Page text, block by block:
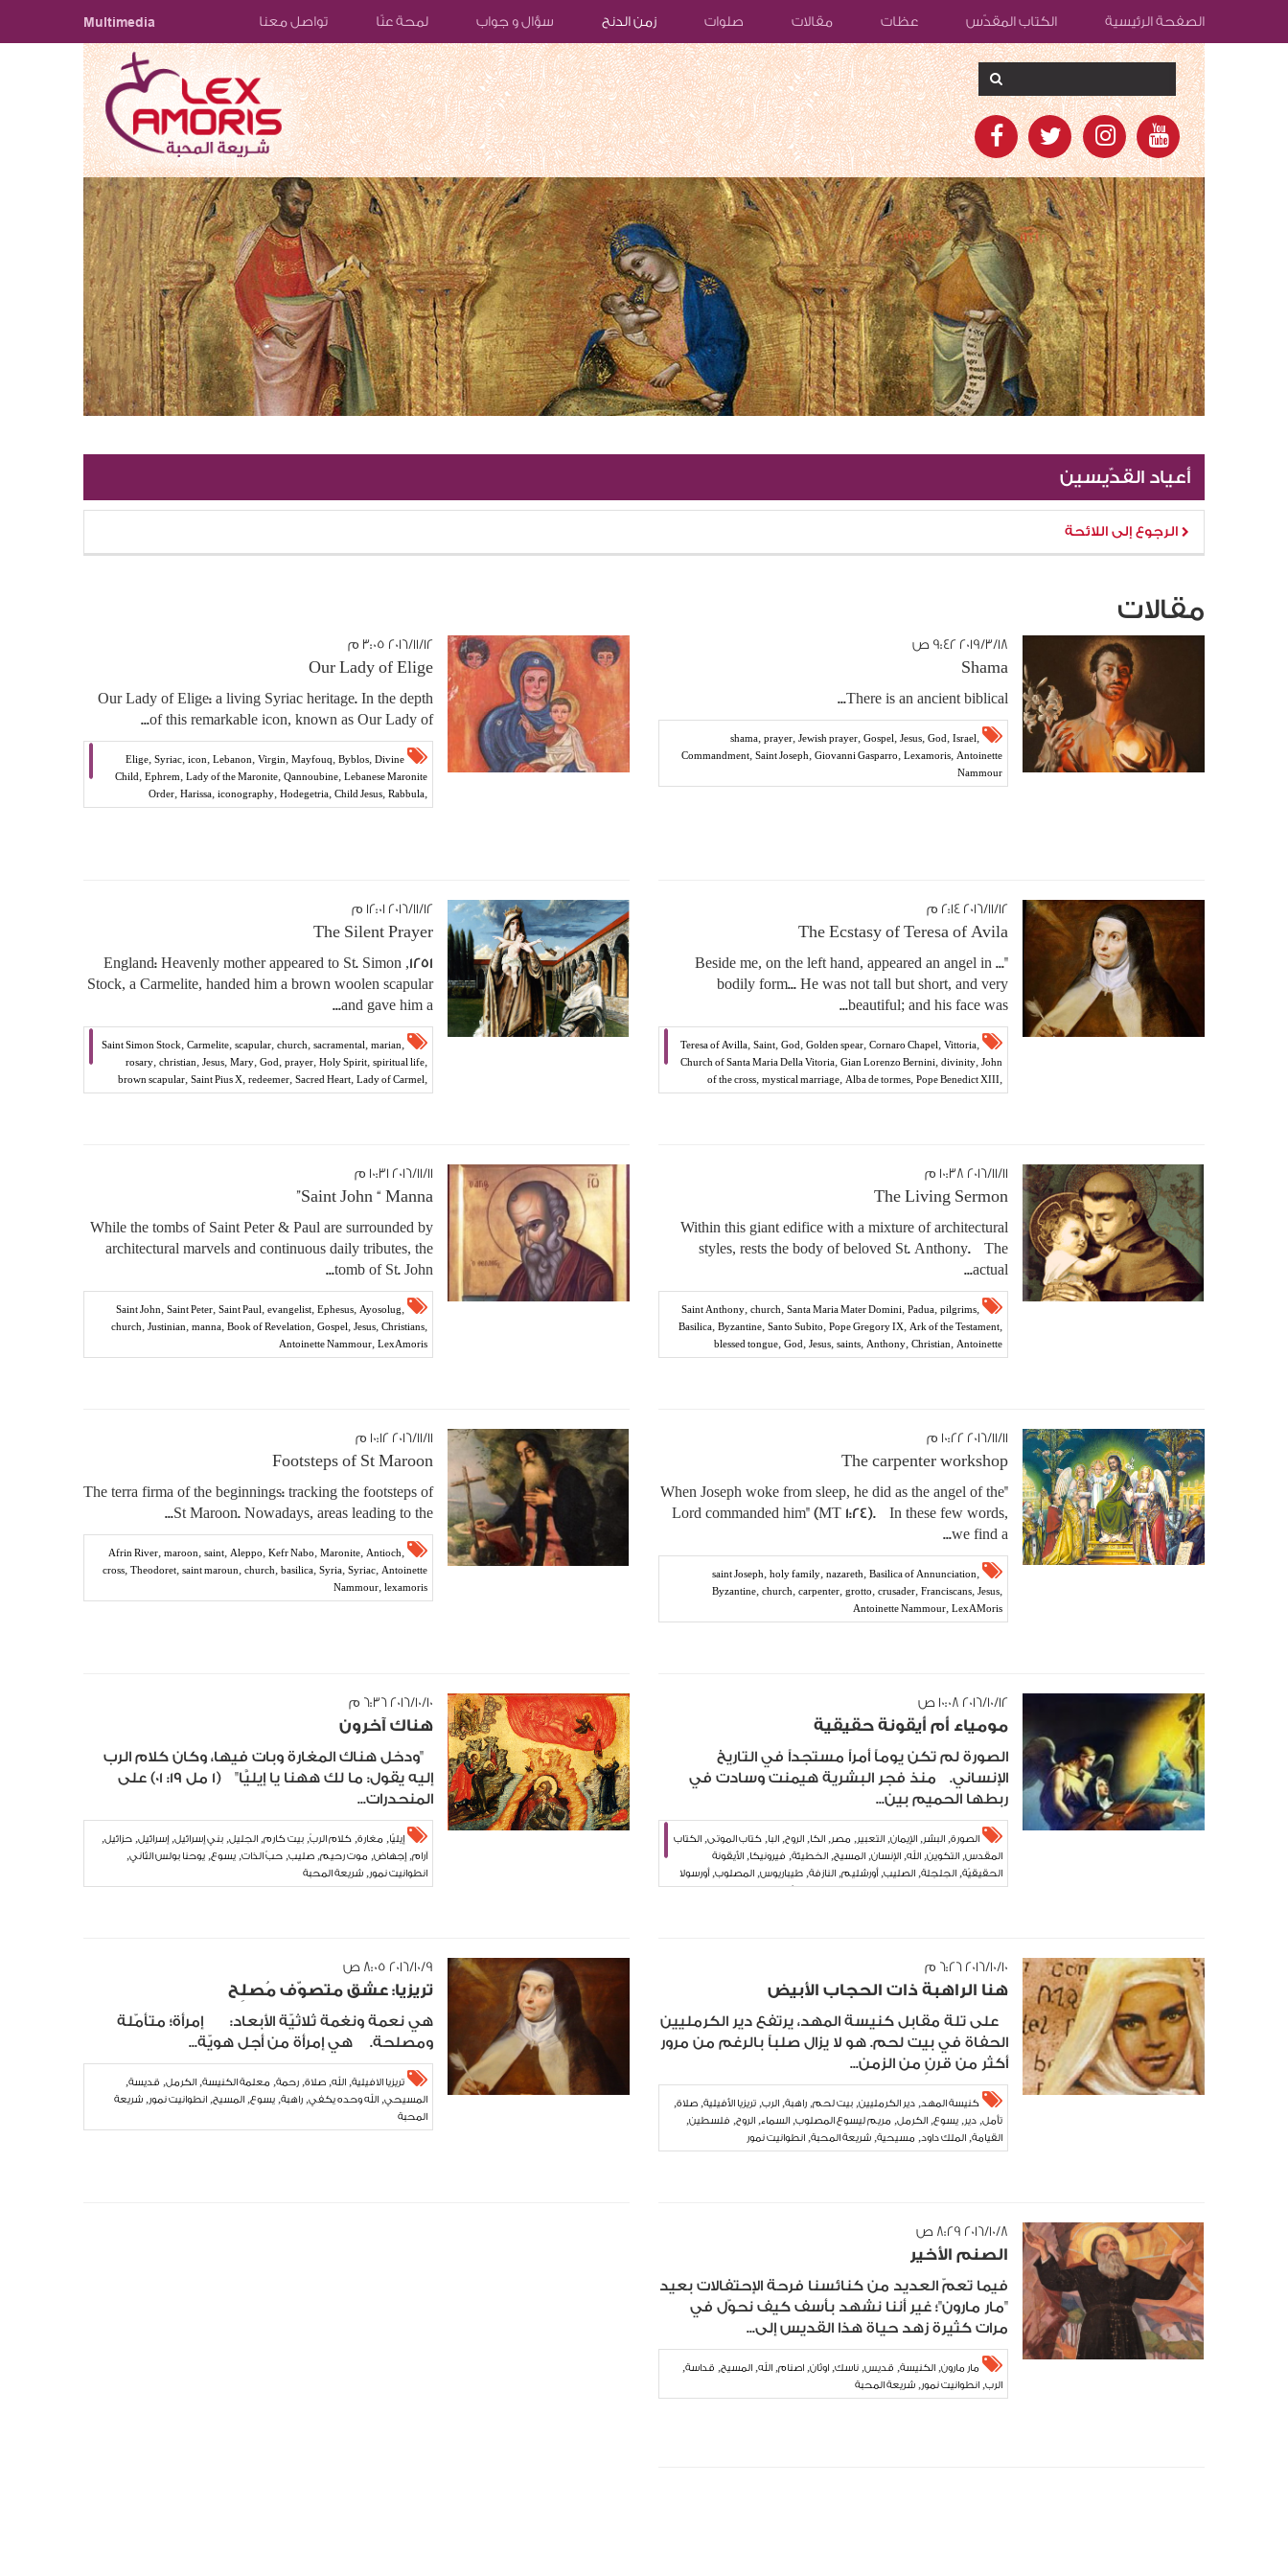
الصفحة الرئيسية الكتاب المقدّس عظات مقالات صلوات زمن الدنح سؤال و جواب لمحة عنّا تواصل معنا Multimedia
أعياد القدّيسين
الرجوع إلى اللائحة
مقالات
١٨‏/٣‏/٢٠١٩ ٩:٤٢ ص
Shama
There is an ancient biblical...
shama, prayer, Jewish prayer, Gospel, Jesus, God, Israel,
Commandment, Saint Joseph, Giovanni Gasparro, Lexamoris, Antoinette
Nammour
١٢‏/١١‏/٢٠١٦ ٣:٠٥ م
Our Lady of Elige
Our Lady of Elige: a living Syriac heritage. In the depth
of this remarkable icon, known as Our Lady of...
Elige, Syriac, icon, Lebanon, Virgin, Mayfouq, Byblos, Divine
Child, Ephrem, Lady of the Maronite, Qannoubine, Lebanese Maronite
Order, Harissa, iconography, Hodegetria, Child Jesus, Rabbula,
, , , , , ,
١٢‏/١١‏/٢٠١٦ ٢:١٤ م
The Ecstasy of Teresa of Avila
"... Beside me, on the left hand, appeared an angel in
bodily form... He was not tall but short, and very
beautiful; and his face was...
Teresa of Avilla, Saint, God, Golden spear, Cornaro Chapel, Vittoria,
Church of Santa Maria Della Vitoria, Gian Lorenzo Bernini, divinity, John
of the cross, mystical marriage, Alba de tormes, Pope Benedict XIII,
,
١٢‏/١١‏/٢٠١٦ ١٢:٠١ م
The Silent Prayer
1251, England: Heavenly mother appeared to St. Simon
Stock, a Carmelite, handed him a brown woolen scapular
and gave him a...
Saint Simon Stock, Carmelite, scapular, church, sacramental, marian,
rosary, christian, Jesus, Mary, God, prayer, Holy Spirit, spiritual life,
brown scapular, Saint Pius X, redeemer, Sacred Heart, Lady of Carmel,
,
١١‏/١١‏/٢٠١٦ ١٠:٣٨ م
The Living Sermon
Within this giant edifice with a mixture of architectural
styles, rests the body of beloved St. Anthony. The
actual...
Saint Anthony, church, Santa Maria Mater Domini, Padua, pilgrims,
Basilica, Byzantine, Santo Subito, Pope Gregory IX, Ark of the Testament,
blessed tongue, God, Jesus, saints, Anthony, Christian, Antoinette
١١‏/١١‏/٢٠١٦ ١٠:٣١ م
Saint John “ Manna”
While the tombs of Saint Peter & Paul are surrounded by
architectural marvels and continuous daily tributes, the
tomb of St. John...
Saint John, Saint Peter, Saint Paul, evangelist, Ephesus, Ayosolug,
church, Justinian, manna, Book of Revelation, Gospel, Jesus, Christians,
Antoinette Nammour, LexAmoris
١١‏/١١‏/٢٠١٦ ١٠:٢٢ م
The carpenter workshop
"When Joseph woke from sleep, he did as the angel of the
Lord commanded him" (MT 1:24). In these few words,
we find a...
saint Joseph, holy family, nazareth, Basilica of Annunciation,
Byzantine, church, carpenter, grotto, crusader, Franciscans, Jesus,
Antoinette Nammour, LexAMoris
١١‏/١١‏/٢٠١٦ ١٠:١٢ م
Footsteps of St Maroon
The terra firma of the beginnings: tracking the footsteps of
St Maroon. Nowadays, areas leading to the...
Afrin River, maroon, saint, Aleppo, Kefr Nabo, Maronite, Antioch,
cross, Theodoret, saint maroun, church, basilica, Syria, Syriac, Antoinette
Nammour, lexamoris
١٢‏/١٠‏/٢٠١٦ ١٠:٠٨ ص
مومياء أم أيقونة حقيقية
الصورة لم تكن يوماً أمراً مستجداً في التاريخ
الإنساني. منذ فجر البشرية هيمنت وسادت في
ربطها الحميم بين...
الصورة, البشر, الإيمان, التعبير, مصر, الكا, الروح, البا, كتاب الموتى, الكتاب
المقدس, التكوين, الله, الإنسان, المسيح, الخطيئة, فيرونيكا, الأيقونة
الحقيقيّة, الجلجلة, الصليب,أورشليم, النازفة, طيباريوس, المصلوب,أورسولا
,
,
,
,
,
,
,
١٠‏/١٠‏/٢٠١٦ ٦:٣٦ م
هناك آخرون
"ودخل هناك المغارة وبات فيها، وكان كلام الرب
إليه يقول: ما لك ههنا يا إيليَّا" (1 مل 19: 01) على
المنحدرات...
إيليّا, مغارة, كلام الربّ, بيت كارم, الجليل, بني إسرائيل, إسرائيل, حزائيل,
آرام, إجهاض, موت رحيم, صليب, حبّ الذات, يسوع, يوحنا بولس الثاني,
انطوانيت نمور, شريعة المحبة
١٠‏/١٠‏/٢٠١٦ ٦:٢٦ م
هنا الراهبة ذات الحجاب الأبيض
على تلة مقابل كنيسة المهد، يرتفع دير الكرمليين
الحفاة في بيت لحم. هو لا يزال صلباً بالرغم من مرور
أكثر من قرنٍ من الزمن...
كنيسة المهد, دير الكرمليين, بيت لحم, راهبة, الرب, تريزيا الأفيلية, صلاة,
تأمل, دير, يسوع, الكرمل, مريم ليسوع المصلوب, السماء, الروح, فلسطين,
القيامة, الملك داود, مسيحية, شريعة المحبة, انطوانيت نمور
٩‏/١٠‏/٢٠١٦ ٨:٠٥ ص
تريزيا: عشق متصوّف مُصلِح
هي نعمة ونغمة ثلاثيّة الأبعاد: إمرأة؛ متأمّلة
ومصلحة. هي إمرأة من أجل هويّة...
تريزيا الافيلية, الله, صلاة, رحمة, معلمة الكنيسة, الكرمل, قديسة,
المسيحي, الله وحده يكفي, راهبة, يسوع, المسيح, انطوانيت نمور, شريعة
المحبة
٨‏/١٠‏/٢٠١٦ ٨:٢٩ ص
الصنم الأخير
فيما تعمّ العديد من كنائسنا فرحة الإحتفالات بعيد
"مار مارون"؛ غير أننا نشهد بأسف كيف نحوّل في
مرات كثيرة زهد حياة هذا القديس إلى...
مار مارون, الكنيسة, قديس, ناسك, اوثان, اصنام, الله, المسيح, قداسة,
الرب, انطوانيت نمور, شريعة المحبة